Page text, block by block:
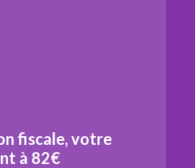
fiscale, votre
à 82€